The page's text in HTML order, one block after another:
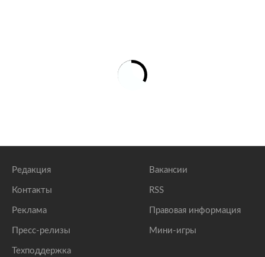
Редакция
Контакты
Реклама
Пресс-релизы
Техподдержка
Вакансии
RSS
Правовая информация
Мини-игры